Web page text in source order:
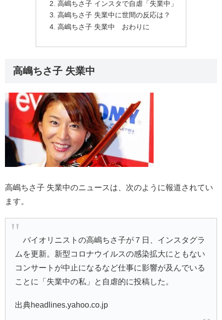
高嶋ちさ子 インスタで自虐「失業中」
高嶋ちさ子 失業中に世間の反応は？
高嶋ちさ子 失業中 おわりに
高嶋ちさ子 失業中
高嶋ちさ子 失業中のニュースは、次のように報道されてい
ます。
バイオリニストの高嶋ちさ子が７日、インスタグラ
ムを更新。新型コロナウイルスの感染拡大にともない
コンサートが中止になるなど仕事に影響が及んでいる
ことに「失業中の私」と自虐的に投稿した。
出典headlines.yahoo.co.jp